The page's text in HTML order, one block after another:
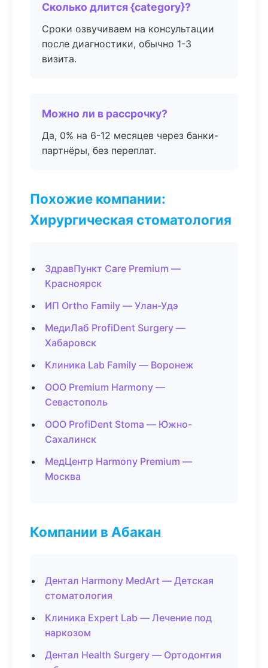
Сколько длится {category}?
Сроки озвучиваем на консультации
после диагностики, обычно 1-3
визита.
Можно ли в рассрочку?
Да, 0% на 6-12 месяцев через банки-
партнёры, без переплат.
Похожие компании:
Хирургическая стоматология
ЗдравПункт Care Premium —
Красноярск
ИП Ortho Family — Улан-Удэ
МедиЛаб ProfiDent Surgery —
Хабаровск
Клиника Lab Family — Воронеж
ООО Premium Harmony —
Севастополь
ООО ProfiDent Stoma — Южно-
Сахалинск
МедЦентр Harmony Premium —
Москва
Компании в Абакан
Дентал Harmony MedArt — Детская
стоматология
Клиника Expert Lab — Лечение под
наркозом
Дентал Health Surgery — Ортодонтия